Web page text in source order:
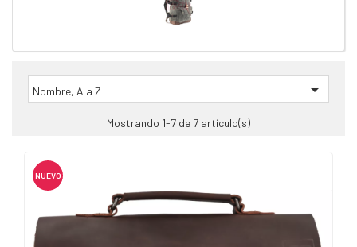
Nombre, A a Z 
Mostrando 1-7 de 7 artículo(s)
NUEVO